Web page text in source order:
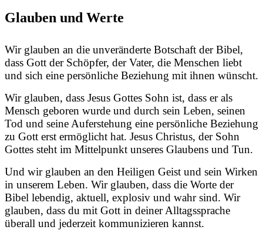
Glauben und Werte
Wir glauben an die unveränderte Botschaft der Bibel,
dass Gott der Schöpfer, der Vater, die Menschen liebt
und sich eine persönliche Beziehung mit ihnen wünscht.
Wir glauben, dass Jesus Gottes Sohn ist, dass er als
Mensch geboren wurde und durch sein Leben, seinen
Tod und seine Auferstehung eine persönliche Beziehung
zu Gott erst ermöglicht hat. Jesus Christus, der Sohn
Gottes steht im Mittelpunkt unseres Glaubens und Tun.
Und wir glauben an den Heiligen Geist und sein Wirken
in unserem Leben. Wir glauben, dass die Worte der
Bibel lebendig, aktuell, explosiv und wahr sind. Wir
glauben, dass du mit Gott in deiner Alltagssprache
überall und jederzeit kommunizieren kannst.